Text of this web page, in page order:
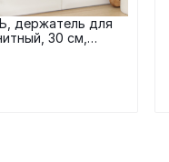
держатель для
30 см,
сталь